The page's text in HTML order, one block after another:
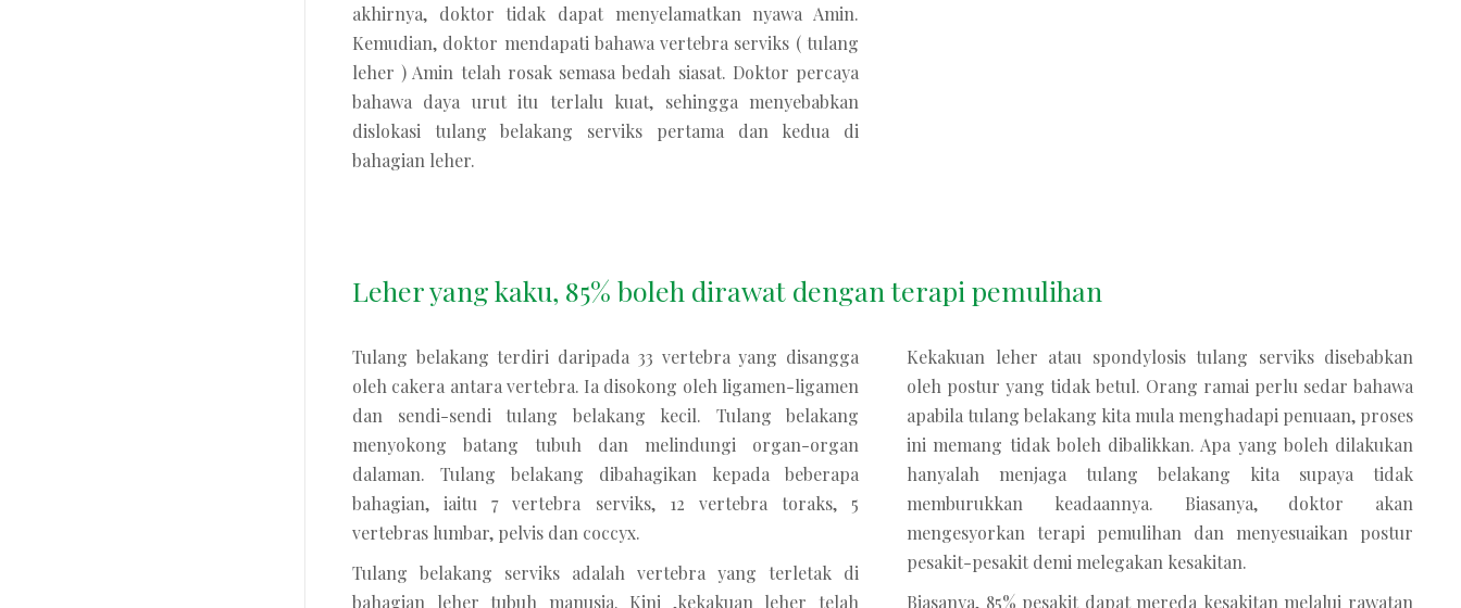
akhirnya, doktor tidak dapat menyelamatkan nyawa Amin.
Kemudian, doktor mendapati bahawa vertebra serviks ( tulang
leher ) Amin telah rosak semasa bedah siasat. Doktor percaya
bahawa daya urut itu terlalu kuat, sehingga menyebabkan
dislokasi tulang belakang serviks pertama dan kedua di
bahagian leher.
Leher yang kaku, 85% boleh dirawat dengan terapi pemulihan
Tulang belakang terdiri daripada 33 vertebra yang disangga
oleh cakera antara vertebra. Ia disokong oleh ligamen-ligamen
dan sendi-sendi tulang belakang kecil. Tulang belakang
menyokong batang tubuh dan melindungi organ-organ
dalaman. Tulang belakang dibahagikan kepada beberapa
bahagian, iaitu 7 vertebra serviks, 12 vertebra toraks, 5
vertebras lumbar, pelvis dan coccyx.
Tulang belakang serviks adalah vertebra yang terletak di
bahagian leher tubuh manusia. Kini ,kekakuan leher telah
Kekakuan leher atau spondylosis tulang serviks disebabkan
oleh postur yang tidak betul. Orang ramai perlu sedar bahawa
apabila tulang belakang kita mula menghadapi penuaan, proses
ini memang tidak boleh dibalikkan. Apa yang boleh dilakukan
hanyalah menjaga tulang belakang kita supaya tidak
memburukkan keadaannya. Biasanya, doktor akan
mengesyorkan terapi pemulihan dan menyesuaikan postur
pesakit-pesakit demi melegakan kesakitan.
Biasanya, 85% pesakit dapat mereda kesakitan melalui rawatan